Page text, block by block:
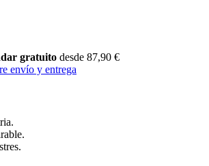
gratuito desde 87,90 €
envío y entrega